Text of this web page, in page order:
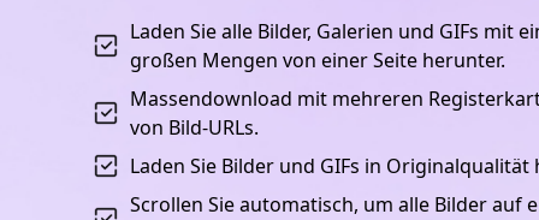
Laden Sie alle Bilder, Galerien und GIFs mit
großen Mengen von einer Seite herunter.
Massendownload mit mehreren
von Bild-URLs.
Laden Sie Bilder und GIFs in Originalqualität
Scrollen Sie automatisch, um alle Bilder auf